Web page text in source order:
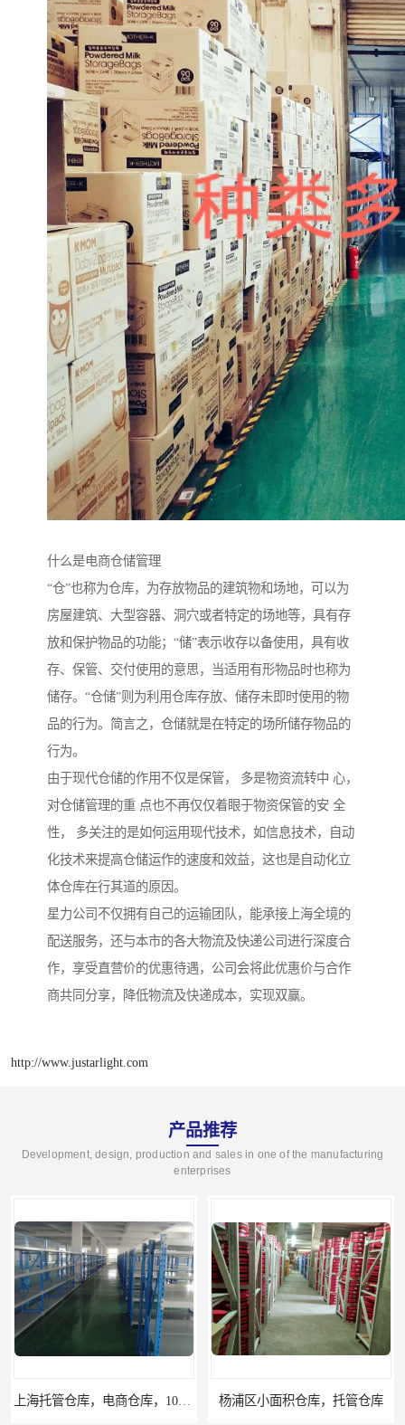
什么是电商仓储管理
“仓”也称为仓库，为存放物品的建筑物和场地，可以为
房屋建筑、大型容器、洞穴或者特定的场地等，具有存
放和保护物品的功能；“储”表示收存以备使用，具有收
存、保管、交付使用的意思，当适用有形物品时也称为
储存。“仓储”则为利用仓库存放、储存未即时使用的物
品的行为。简言之，仓储就是在特定的场所储存物品的
行为。
由于现代仓储的作用不仅是保管， 多是物资流转中 心，
对仓储管理的重 点也不再仅仅着眼于物资保管的安 全
性， 多关注的是如何运用现代技术，如信息技术，自动
化技术来提高仓储运作的速度和效益，这也是自动化立
体仓库在行其道的原因。
星力公司不仅拥有自己的运输团队，能承接上海全境的
配送服务，还与本市的各大物流及快递公司进行深度合
作，享受直营价的优惠待遇，公司会将此优惠价与合作
商共同分享，降低物流及快递成本，实现双赢。
http://www.justarlight.com
产品推荐
Development, design, production and sales in one of the manufacturing
enterprises
杨浦区小面积仓库，托管仓库 上海小面积仓库，全程系统化管理